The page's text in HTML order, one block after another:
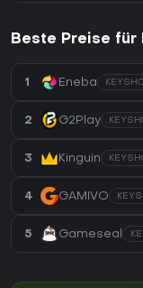
Beste Preise für
1 Eneba
2 G2Play
3 Kinguin
4 GAMIVO
5 Gameseal